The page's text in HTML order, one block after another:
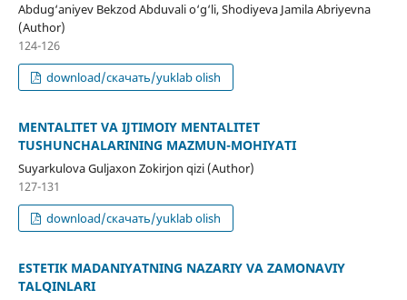
Abdug‘aniyev Bekzod Abduvali o‘g‘li, Shodiyeva Jamila Abriyevna
(Author)
124-126
download/скачать/yuklab olish
MENTALITET VA IJTIMOIY MENTALITET
TUSHUNCHALARINING MAZMUN-MOHIYATI
Suyarkulova Guljaxon Zokirjon qizi (Author)
127-131
download/скачать/yuklab olish
ESTETIK MADANIYATNING NAZARIY VA ZAMONAVIY
TALQINLARI